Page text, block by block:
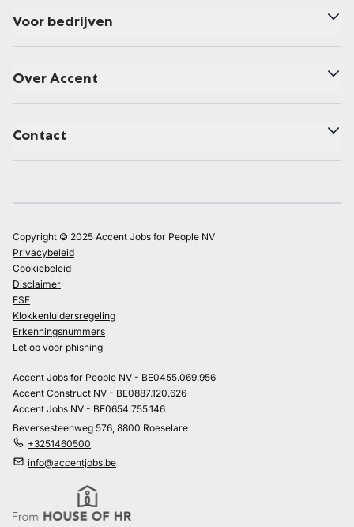
Voor bedrijven
Over Accent
Contact
Copyright © 2025 Accent Jobs for People NV
Privacybeleid
Cookiebeleid
Disclaimer
ESF
Klokkenluidersregeling
Erkenningsnummers
Let op voor phishing
Accent Jobs for People NV - BE0455.069.956
Accent Construct NV - BE0887.120.626
Accent Jobs NV - BE0654.755.146
Beversesteenweg 576, 8800 Roeselare
+3251460500
info@accentjobs.be